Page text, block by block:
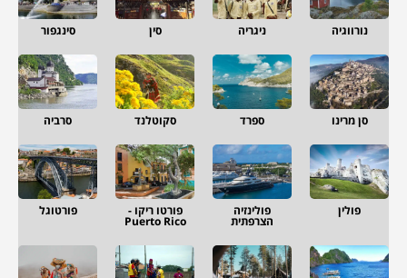
נורווגיה ניגריה סין סינגפור
סן מרינו ספרד סקוטלנד סרביה
פולין פולינזיה
הצרפתית
פורטו ריקו -
Puerto Rico
פורטוגל